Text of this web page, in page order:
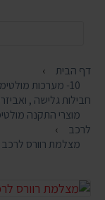
דף הבית
10- מערכות
חבילות גלישה ,
מוצרי התקנה
לרכב
מצלמת רוורס